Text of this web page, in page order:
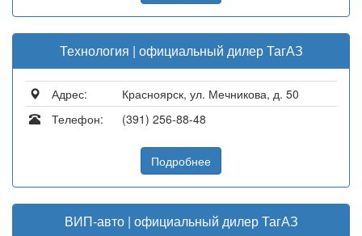
Технология | официальный дилер ТагАЗ
Адрес:
Красноярск, ул. Мечникова, д. 50
Телефон:
(391) 256-88-48
Подробнее
ВИП-авто | официальный дилер ТагАЗ